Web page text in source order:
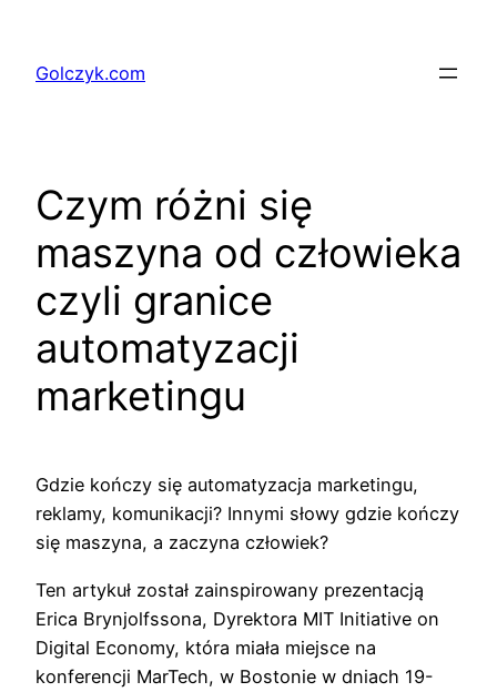
treściGolczyk.com
Czym różni się
maszyna od człowieka
czyli granice
automatyzacji
marketingu
Gdzie kończy się automatyzacja marketingu,
reklamy, komunikacji? Innymi słowy gdzie kończy
się maszyna, a zaczyna człowiek?
Ten artykuł został zainspirowany prezentacją
Erica Brynjolfssona, Dyrektora MIT Initiative on
Digital Economy, która miała miejsce na
konferencji MarTech, w Bostonie w dniach 19-